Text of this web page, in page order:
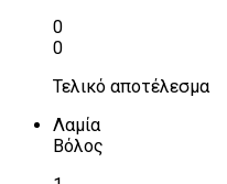
0
0
Τελικό αποτέλεσμα
Λαμία
Βόλος